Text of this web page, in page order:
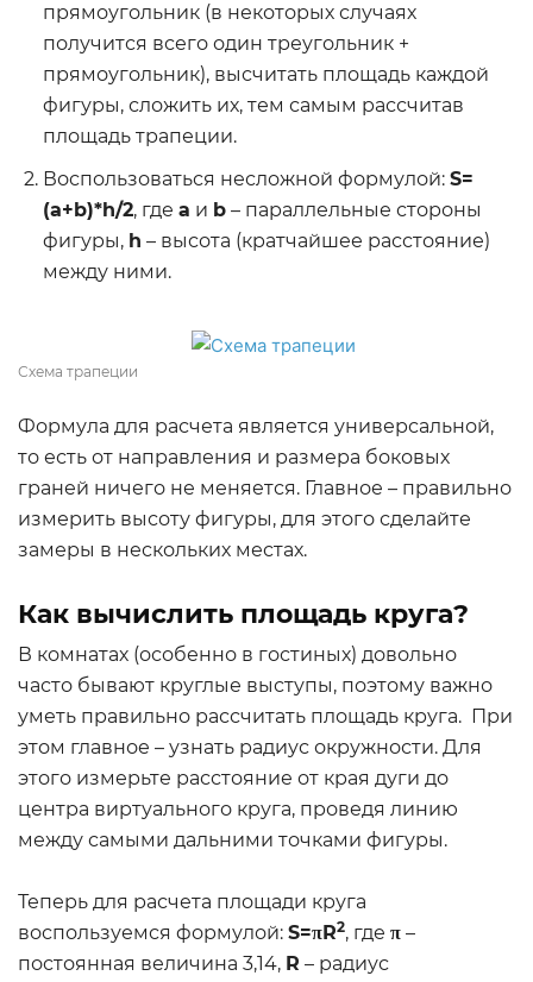
прямоугольник (в некоторых случаях
получится всего один треугольник +
прямоугольник), высчитать площадь каждой
фигуры, сложить их, тем самым рассчитав
площадь трапеции.
Воспользоваться несложной формулой: S=
(a+b)*h/2, где а и b – параллельные стороны
фигуры, h – высота (кратчайшее расстояние)
между ними.
Схема трапеции
Формула для расчета является универсальной,
то есть от направления и размера боковых
граней ничего не меняется. Главное – правильно
измерить высоту фигуры, для этого сделайте
замеры в нескольких местах.
Как вычислить площадь круга?
В комнатах (особенно в гостиных) довольно
часто бывают круглые выступы, поэтому важно
уметь правильно рассчитать площадь круга. При
этом главное – узнать радиус окружности. Для
этого измерьте расстояние от края дуги до
центра виртуального круга, проведя линию
между самыми дальними точками фигуры.
Теперь для расчета площади круга
воспользуемся формулой: S=πR2, где π –
постоянная величина 3,14, R – радиус